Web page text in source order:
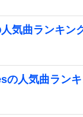
気曲ランキン
人気曲ランキ